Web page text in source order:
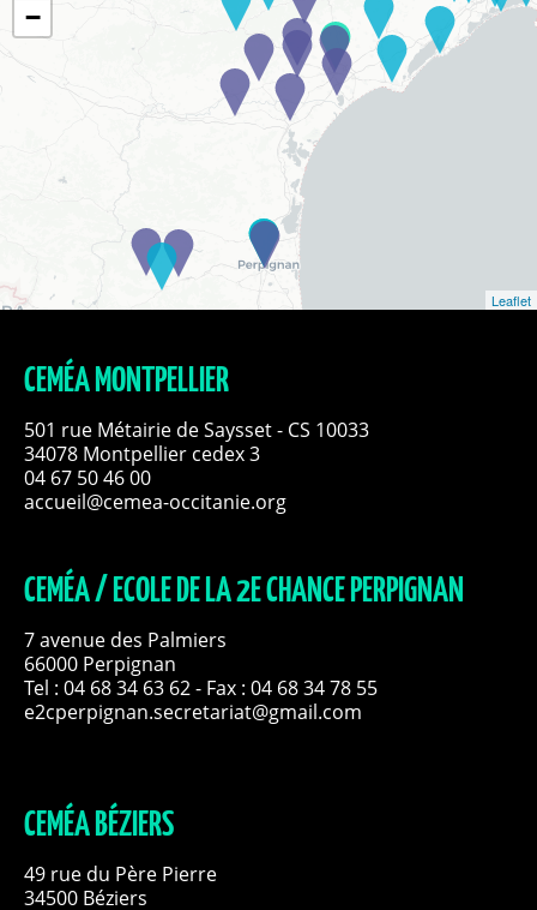
−
Leaflet
CEMÉA MONTPELLIER
501 rue Métairie de Saysset - CS 10033
34078 Montpellier cedex 3
04 67 50 46 00
accueil@cemea-occitanie.org
CEMÉA / ECOLE DE LA 2E CHANCE PERPIGNAN
7 avenue des Palmiers
66000 Perpignan
Tel : 04 68 34 63 62- Fax : 04 68 34 78 55
e2cperpignan.secretariat@gmail.com
CEMÉA BÉZIERS
49 rue du Père Pierre
34500 Béziers